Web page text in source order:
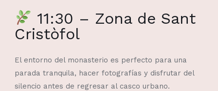
11:30 – Zona de Sant
Cristòfol
El entorno del monasterio es perfecto para una
parada tranquila, hacer fotografías y disfrutar del
silencio antes de regresar al casco urbano.